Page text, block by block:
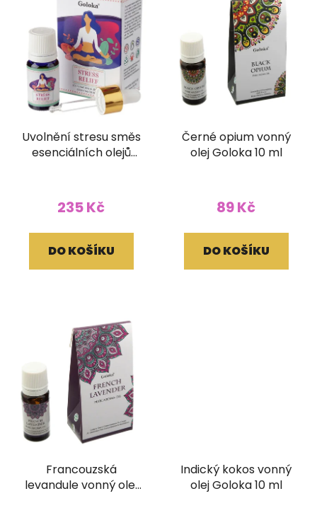
Uvolnění stresu směs
esenciálních olejů
235 Kč
DO KOŠÍKU
Černé opium vonný
olej Goloka 10 ml
89 Kč
DO KOŠÍKU
Francouzská
levandule vonný olej
Indický kokos vonný
olej Goloka 10 ml